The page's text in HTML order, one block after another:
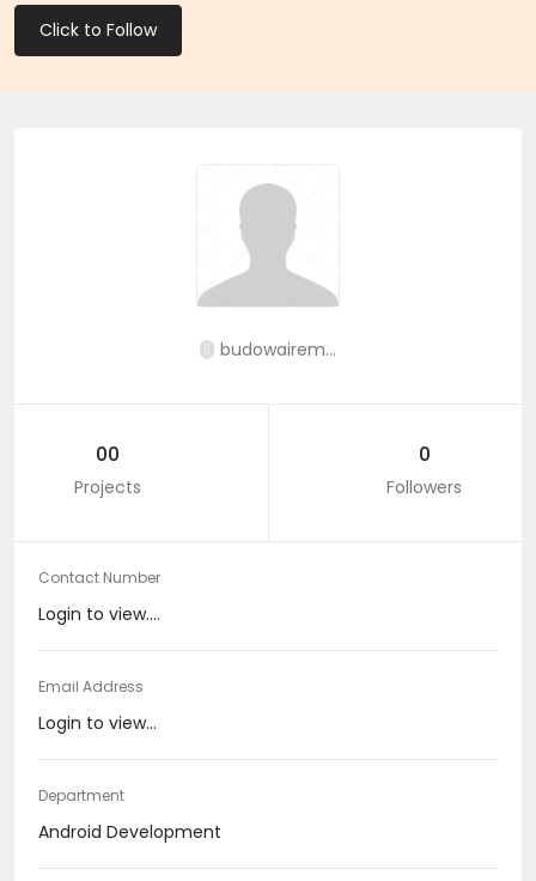
Click to Follow
budowairem...
00
Projects
0
Followers
Contact Number
Login to view....
Email Address
Login to view...
Department
Android Development